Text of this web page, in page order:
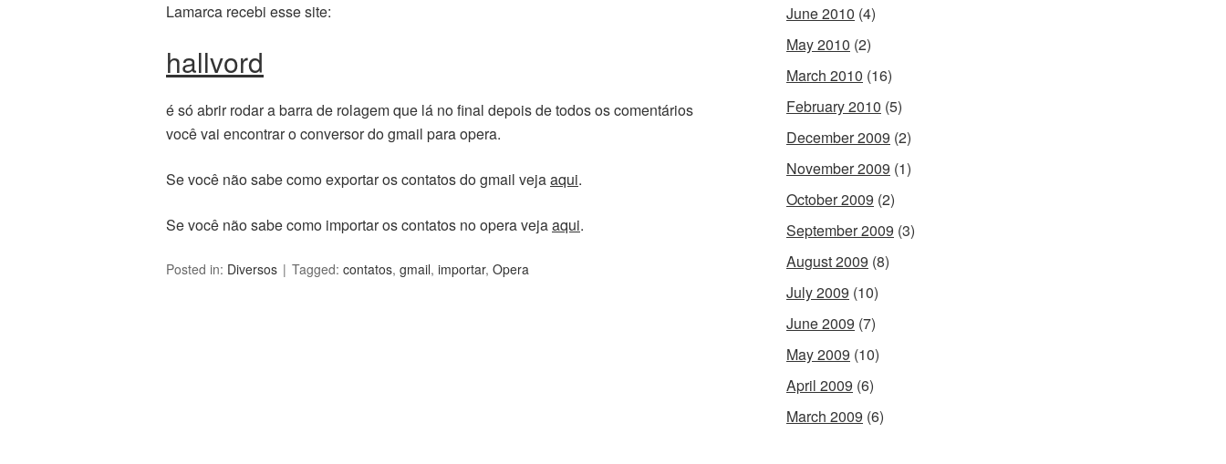
Lamarca recebi esse site:
hallvord
é só abrir rodar a barra de rolagem que lá no final depois de todos os comentários
você vai encontrar o conversor do gmail para opera.
Se você não sabe como exportar os contatos do gmail vejaaqui.
Se você não sabe como importar os contatos no opera vejaaqui.
Posted in: Diversos Tagged: contatos, gmail, importar, Opera
June 2010 (4)
May 2010 (2)
March 2010 (16)
February 2010 (5)
December 2009 (2)
November 2009 (1)
October 2009 (2)
September 2009 (3)
August 2009 (8)
July 2009 (10)
June 2009 (7)
May 2009 (10)
April 2009 (6)
March 2009 (6)